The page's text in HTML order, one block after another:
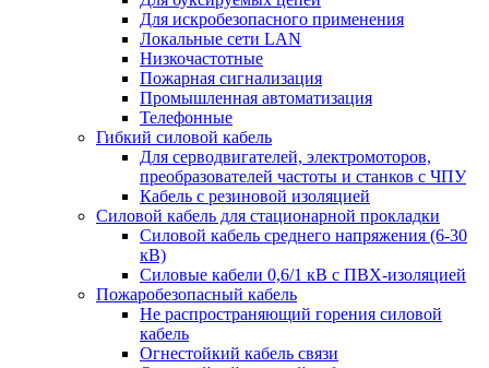
Для искробезопасного применения
Локальные сети LAN
Низкочастотные
Пожарная сигнализация
Промышленная автоматизация
Телефонные
Гибкий силовой кабель
Для серводвигателей, электромоторов,
преобразователей частоты и станков с ЧПУ
Кабель с резиновой изоляцией
Силовой кабель для стационарной прокладки
Силовой кабель среднего напряжения (6-30
кВ)
Силовые кабели 0,6/1 кВ с ПВХ-изоляцией
Пожаробезопасный кабель
Не распространяющий горения силовой
кабель
Огнестойкий кабель связи